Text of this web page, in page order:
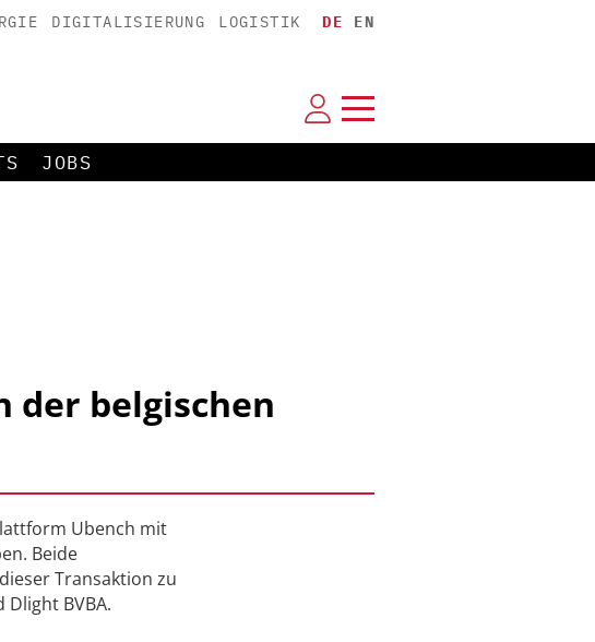
DIGITALISIERUNG LOGISTIK DE EN
JOBS
der belgischen
Ubench mit
Beide
Transaktion zu
BVBA.